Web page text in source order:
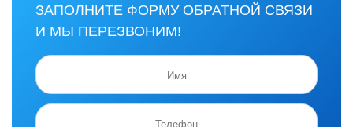
ЗАПОЛНИТЕ ФОРМУ ОБРАТНОЙ СВЯЗИ
И МЫ ПЕРЕЗВОНИМ!